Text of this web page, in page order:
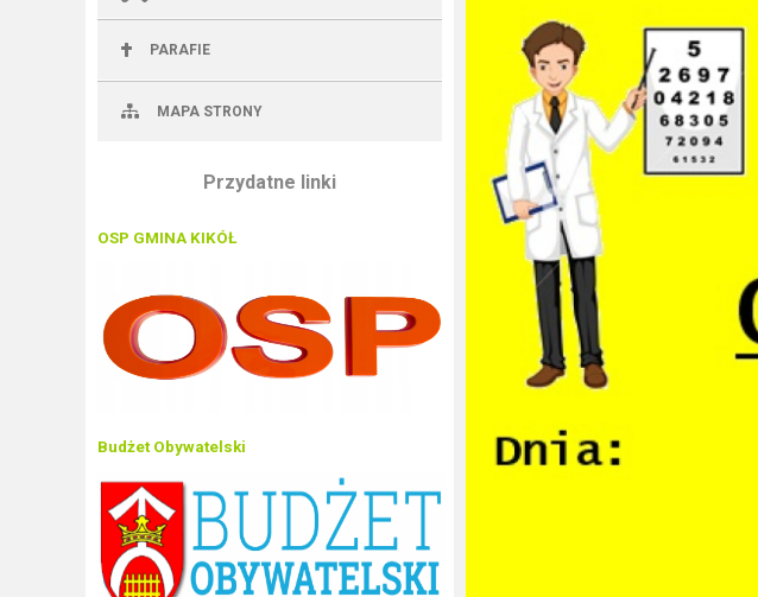
PARAFIE
MAPA STRONY
Przydatne linki
OSP GMINA KIKÓŁ
Budżet Obywatelski